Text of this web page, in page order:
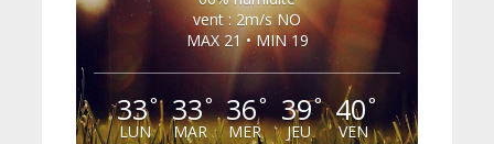
vent : 2m/s NO
MAX 21 • MIN 19
33°
LUN
33°
MAR
36°
MER
39°
JEU
40°
VEN